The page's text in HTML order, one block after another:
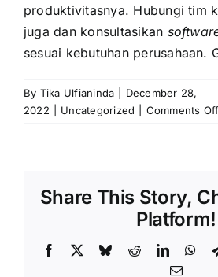
produktivitasnya. Hubungi tim
juga dan konsultasikan
sesuai kebutuhan perusahaan.
By Tika Ulfianinda
December 28,
2022
Uncategorized Comments Off
Share This Story,
Platform!
Facebook BlueskyRedditLinkedIn
Email